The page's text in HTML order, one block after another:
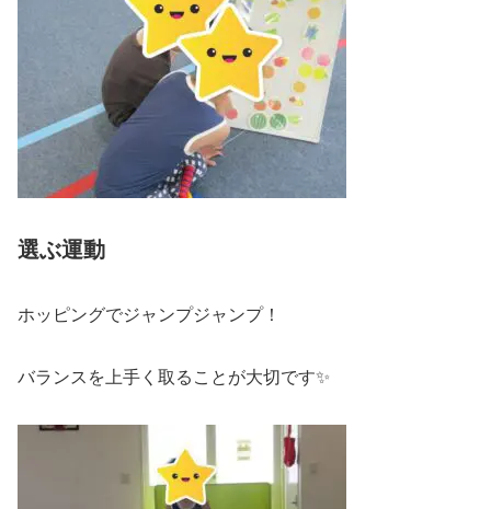
選ぶ運動
ホッピングでジャンプジャンプ！
バランスを上手く取ることが大切です✨